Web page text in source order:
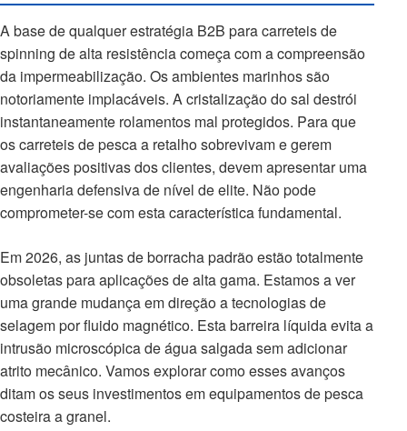
A base de qualquer estratégia B2B para carreteis de
spinning de alta resistência começa com a compreensão
da impermeabilização. Os ambientes marinhos são
notoriamente implacáveis. A cristalização do sal destrói
instantaneamente rolamentos mal protegidos. Para que
os carreteis de pesca a retalho sobrevivam e gerem
avaliações positivas dos clientes, devem apresentar uma
engenharia defensiva de nível de elite. Não pode
comprometer-se com esta característica fundamental.
Em 2026, as juntas de borracha padrão estão totalmente
obsoletas para aplicações de alta gama. Estamos a ver
uma grande mudança em direção a tecnologias de
selagem por fluido magnético. Esta barreira líquida evita a
intrusão microscópica de água salgada sem adicionar
atrito mecânico. Vamos explorar como esses avanços
ditam os seus investimentos em equipamentos de pesca
costeira a granel.